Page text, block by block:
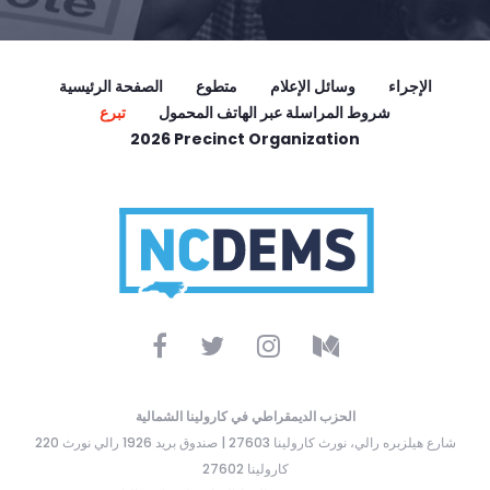
الصفحة الرئيسية متطوع وسائل الإعلام
الإجراء
تبرع
شروط المراسلة عبر الهاتف المحمول
2026 Precinct Organization
الحزب الديمقراطي في كارولينا الشمالية
220 شارع هيلزبره رالي، نورث كارولينا 27603 | صندوق بريد 1926 رالي نورث
كارولينا 27602